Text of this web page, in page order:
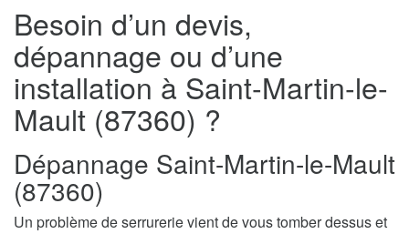
Besoin d’un devis,
dépannage ou d’une
installation à Saint-Martin-le-
Mault (87360) ?
Dépannage Saint-Martin-le-Mault
(87360)
Un problème de serrurerie vient de vous tomber dessus et